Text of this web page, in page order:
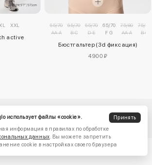
XXL
active
65/70
AA A
65/70
B C
65/70
D E
65/70
F G
75/80
AA A
75/80
B C
Бюстгальтер (3d фиксация)
4900 ₽
использует файлы «cookie».
Принять
информация в правилах по обработке
данных. Вы можете запретить
cookie в настройках своего браузера